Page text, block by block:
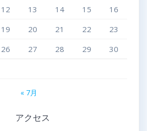
12 13 14 15
16
19 20 21 22
23
26 27 28 29
30
« 7月
アクセス